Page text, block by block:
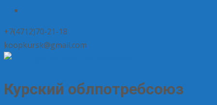
+7(4712)70-21-18
koopkursk@gmail.com
Курский облпотребсоюз